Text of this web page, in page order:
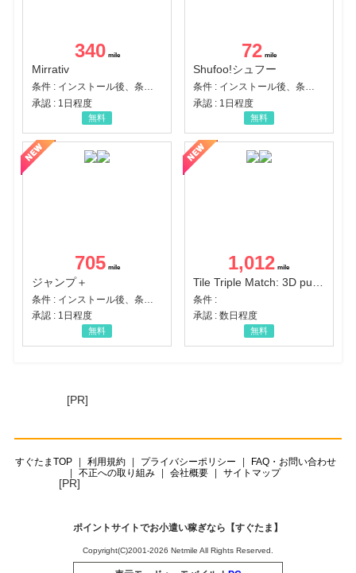
340
Mirrativ
条件 : インストール後、条件達成
承認 : 1日程度
無料
72
Shufoo!シュフー
条件 : インストール後、条件達成
承認 : 1日程度
無料
705
ジャンプ＋
承認 : 1日程度
無料
1,012
条件 :
承認 : 数日程度
無料
[PR]
すぐたまTOP 利用規約 プライバシーポリシー
FAQ・お問い合わせ
不正への取り組み
会社概要 サイトマップ
[PR]
ポイントサイトでお小遣い稼ぎなら【すぐたま】
Copyright(C)2001-2026 Netmile All Rights Reserved.